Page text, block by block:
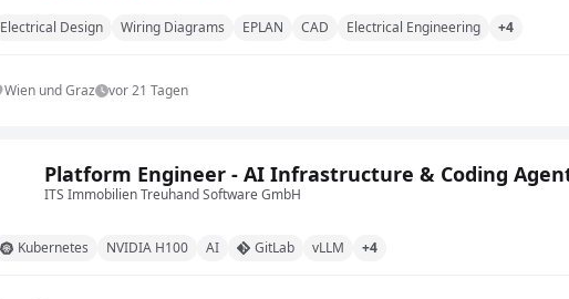
Electrical Design Wiring Diagrams EPLAN CAD Electrical Engineering +4
Wien und Graz vor 21 Tagen
Platform Engineer - AI Infrastructure & Coding
ITS Immobilien Treuhand Software GmbH
Kubernetes NVIDIA H100 AI GitLab vLLM +4